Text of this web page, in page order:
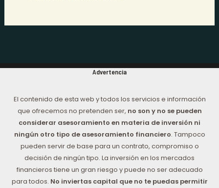
Advertencia
El contenido de esta web y todos los servicios e información
que ofrecemos no pretenden ser, no son y no se pueden
considerar asesoramiento en materia de inversión ni
ningún otro tipo de asesoramiento financiero. Tampoco
pueden servir de base para un contrato, compromiso o
decisión de ningún tipo. La inversión en los mercados
financieros tiene un gran riesgo y puede no ser adecuado
para todos. No inviertas capital que no te puedas permitir